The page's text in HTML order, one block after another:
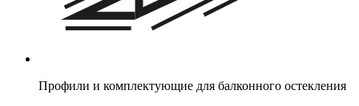
Профили и комплектующие для балконного остекления